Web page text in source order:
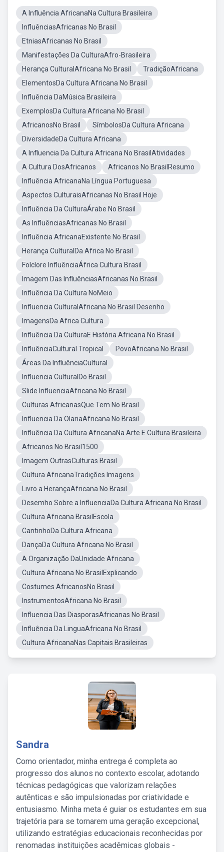
A Influência AfricanaNa Cultura Brasileira
InfluênciasAfricanas No Brasil
EtniasAfricanas No Brasil
Manifestações Da CulturaAfro-Brasileira
Herança CulturalAfricana No Brasil
TradiçãoAfricana
ElementosDa Cultura Africana No Brasil
Influência DaMúsica Brasileira
ExemplosDa Cultura Africana No Brasil
AfricanosNo Brasil
SímbolosDa Cultura Africana
DiversidadeDa Cultura Africana
A Influencia Da Cultura Africana No BrasilAtividades
A Cultura DosAfricanos
Africanos No BrasilResumo
Influência AfricanaNa Língua Portuguesa
Aspectos CulturaisAfricanas No Brasil Hoje
Influência Da CulturaÁrabe No Brasil
As InfluênciasAfricanas No Brasil
Influência AfricanaExistente No Brasil
Herança CulturalDa Africa No Brasil
Folclore InfluênciaÁfrica Cultura Brasil
Imagem Das InfluênciasAfricanas No Brasil
Influência Da Cultura NoMeio
Influencia CulturalAfricana No Brasil Desenho
ImagensDa Africa Cultura
Influência Da CulturaE História Africana No Brasil
InfluênciaCultural Tropical
PovoAfricana No Brasil
Áreas Da InfluênciaCultural
Influencia CulturalDo Brasil
Slide InfluenciaAfricana No Brasil
Culturas AfricanasQue Tem No Brasil
Influencia Da OlariaAfricana No Brasil
Influência Da Cultura AfricanaNa Arte E Cultura Brasileira
Africanos No Brasil1500
Imagem OutrasCulturas Brasil
Cultura AfricanaTradições Imagens
Livro a HerançaAfricana No Brasil
Desemho Sobre a InfluenciaDa Cultura Africana No Brasil
Cultura Africana BrasilEscola
CantinhoDa Cultura Africana
DançaDa Cultura Africana No Brasil
A Organização DaUnidade Africana
Cultura Africana No BrasilExplicando
Costumes AfricanosNo Brasil
InstrumentosAfricana No Brasil
Influencia Das DiasporasAfricanas No Brasil
Influência Da LinguaAfricana No Brasil
Cultura AfricanaNas Capitais Brasileiras
Sandra
Como orientador, minha entrega é completa ao
progresso dos alunos no contexto escolar, adotando
técnicas pedagógicas que valorizam relações
autênticas e são impulsionadas por criatividade e
entusiasmo. Minha meta é guiar os estudantes em sua
trajetória para se tornarem uma geração excepcional,
utilizando estratégias educacionais reconhecidas por
renomadas instituições acadêmicas globais -